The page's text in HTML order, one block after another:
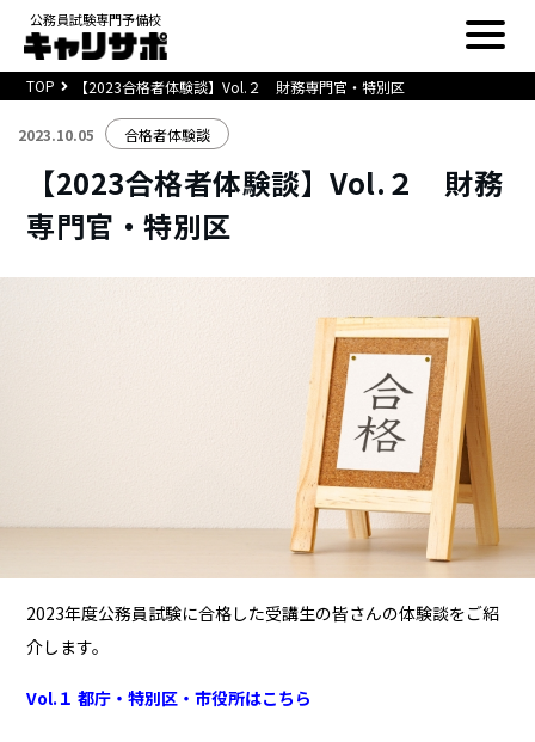
公務員試験専門予備校
TOP 【2023合格者体験談】Vol.２ 財務専門官・特別区
2023.10.05 合格者体験談
【2023合格者体験談】Vol.２ 財務
専門官・特別区
2023年度公務員試験に合格した受講生の皆さんの体験談をご紹
介します。
Vol.１ 都庁・特別区・市役所はこちら